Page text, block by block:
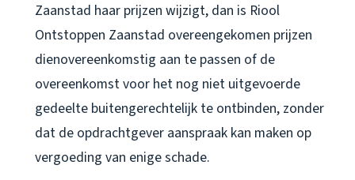
Zaanstad haar prijzen wijzigt, dan is Riool
Ontstoppen Zaanstad overeengekomen prijzen
dienovereenkomstig aan te passen of de
overeenkomst voor het nog niet uitgevoerde
gedeelte buitengerechtelijk te ontbinden, zonder
dat de opdrachtgever aanspraak kan maken op
vergoeding van enige schade.